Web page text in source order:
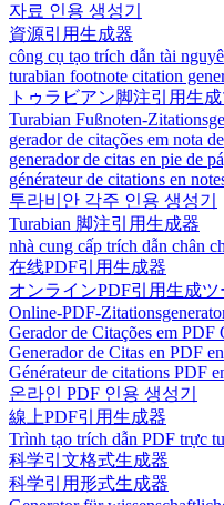
자료 인용 생성기
資源引用生成器
công cụ tạo trích dẫn tài
turabian footnote citation
トゥラビアン脚注引用生
Turabian Fußnoten-
gerador de citações em nota
generador de citas en pie de
générateur de citations en
투라비안 각주 인용 생성기
Turabian 脚注引用生成器
nhà cung cấp trích dẫn chân
在线PDF引用生成器
オンラインPDF引用生成ツ
Online-PDF-
Gerador de Citações em PDF
Generador de Citas en PDF
Générateur de citations PDF
온라인 PDF 인용 생성기
線上PDF引用生成器
Trình tạo trích dẫn PDF trực
科学引文格式生成器
科学引用形式生成器